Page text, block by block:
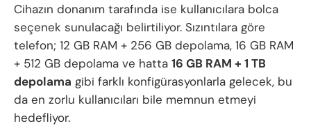
Cihazın donanım tarafında ise kullanıcılara bolca
seçenek sunulacağı belirtiliyor. Sızıntılara göre
telefon; 12 GB RAM + 256 GB depolama, 16 GB RAM
+ 512 GB depolama ve hatta 16 GB RAM + 1 TB
depolama gibi farklı konfigürasyonlarla gelecek, bu
da en zorlu kullanıcıları bile memnun etmeyi
hedefliyor.